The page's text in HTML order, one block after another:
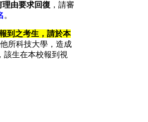
由要求回復 ，請審
。
到之考生，請於本
所科技大學，造成
該生在本校報到視